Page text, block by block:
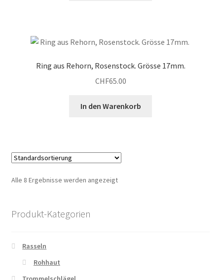
Ring aus Rehorn, Rosenstock. Grösse 17mm.
CHF65.00
In den Warenkorb
Alle 8 Ergebnisse werden angezeigt
Produkt-Kategorien
Rasseln
Rohhaut